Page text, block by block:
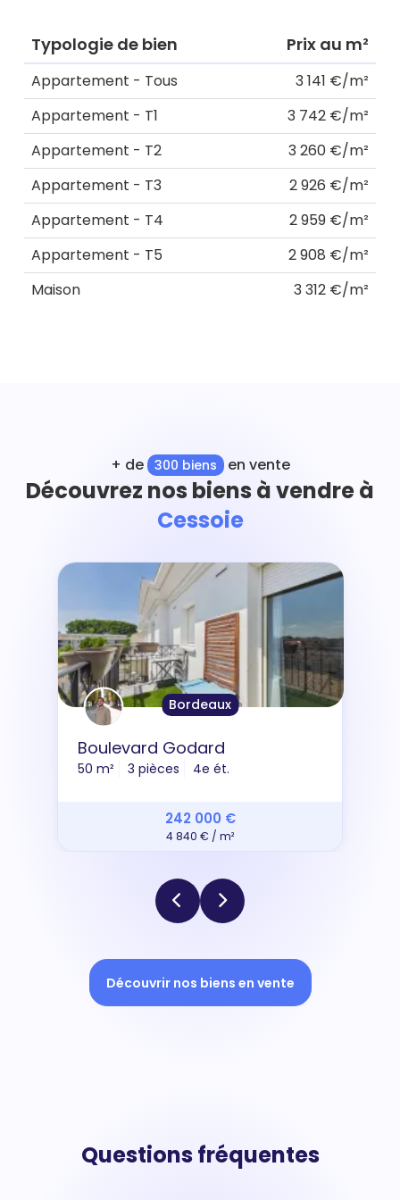
Typologie de bien Prix au m²
Appartement - Tous
3 141 €/m²
Appartement - T1
3 742 €/m²
Appartement - T2
3 260 €/m²
Appartement - T3
2 926 €/m²
Appartement - T4
2 959 €/m²
Appartement - T5
2 908 €/m²
Maison
3 312 €/m²
+ de 300 biens en vente
Découvrez nos biens à vendre à
Cessoie
Bordeaux
Boulevard Godard
50 m² 3 pièces 4e ét.
242 000 €
4 840 € / m²
Découvrir nos biens en vente
Questions fréquentes